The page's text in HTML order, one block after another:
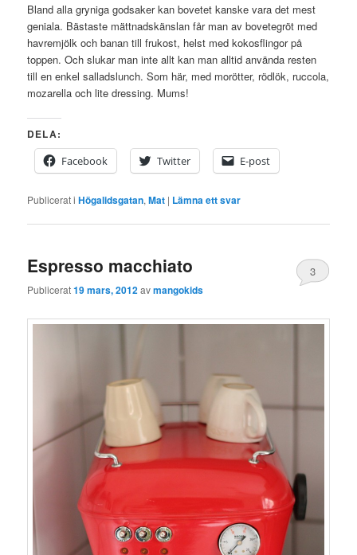
Bland alla gryniga godsaker kan bovetet kanske vara det mest
geniala. Bästaste mättnadskänslan får man av bovetegröt med
havremjölk och banan till frukost, helst med kokosflingor på
toppen. Och slukar man inte allt kan man alltid använda resten
till en enkel salladslunch. Som här, med morötter, rödlök, ruccola,
mozarella och lite dressing. Mums!
DELA:
Facebook
Twitter E-post
Publicerat i Högalidsgatan,Mat | Lämna ett svar
Espresso macchiato
Publicerat19 mars, 2012avmangokids
3